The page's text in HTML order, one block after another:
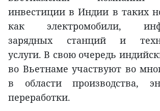
инвестиции в Индии в таких
как электромобили,
зарядных станций и
услуги. В свою очередь
во Вьетнаме участвуют во
в области производства,
переработки.